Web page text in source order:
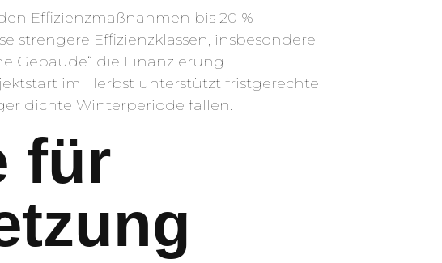
Effizienzmaßnahmen bis 20 %
strengere Effizienzklassen, insbesondere
Gebäude“ die Finanzierung
im Herbst unterstützt fristgerechte
dichte Winterperiode fallen.
für